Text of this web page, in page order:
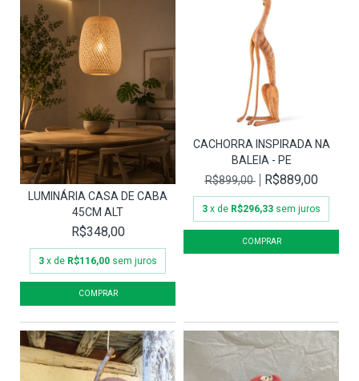
LUMINÁRIA CASA DE CABA
45CM ALT
R$348,00
3 x de R$116,00 sem juros
CACHORRA INSPIRADA NA
BALEIA - PE
R$899,00
R$889,00
3 x de R$296,33 sem juros